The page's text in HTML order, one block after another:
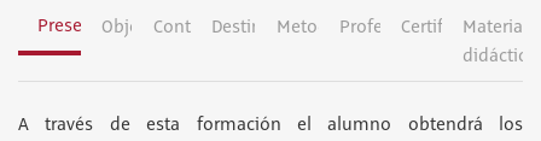
PresentaciónObjetivosContenidosDestinatariosMetodologíaProfesoradoCertificación
Material
didáctico
A través de esta formación el alumno obtendrá los